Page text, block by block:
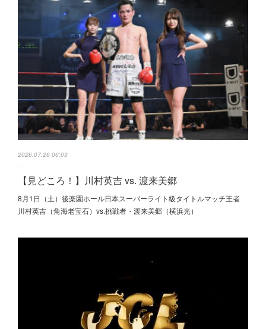
2026.07.26 06:03
【見どころ！】川村英吉 vs. 渡来美郷
8月1日（土）後楽園ホール日本スーパーライト級タイトルマッチ王者
川村英吉（角海老宝石）vs.挑戦者・渡来美郷（横浜光）